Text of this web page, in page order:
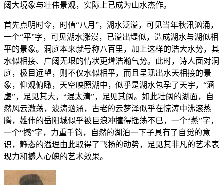
阔大境象与壮伟景观，实际上已成为山水杰作。
首先点明时令，时值“八月”，湖水泛溢，可见当年秋汛汹涌，
一个“平”字，可见湖水涨漫，已溢出堤似，造成湖水与湖似相
平的景象。洞庭本来就号称八百里，加上这样的浩大水势，其
水似相接、广阔无垠的情状更增浩瀚气势。此时，诗人面对洞
庭，极目远望，则不仅水似相平，而且呈现出水天相接的景
象，仰观俯瞰，天空映照湖中，似乎是湖水包孕了天宇，“涵
虚”，足见其大，“混太清”，足见其阔。如此壮阔的湖面，自
然风云激荡，波涛汹涌，古老的云梦泽似乎在惊涛中沸滚蒸
腾，雄伟的岳阳城似乎被巨浪冲撞得摇荡不已，一个“蒸”字，
一个“撼”字，力重千钧，自然的湖泊一下子具有了自觉的意
识，静态的溢理由此取得了飞扬的动势，足见其非凡的艺术表
现力和撼人心魄的艺术效果。